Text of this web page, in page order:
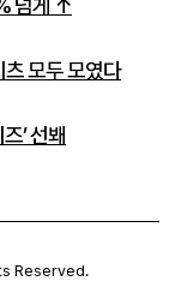
넘게 ↑
츠 모두 모였다
’ 선봬
Reserved.